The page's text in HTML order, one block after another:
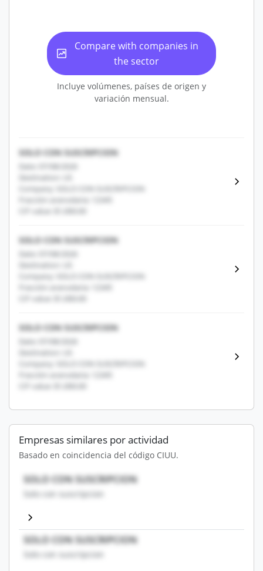
Compare with companies in
the sector
Incluye volúmenes, países de origen y
variación mensual.
SOLO CON SUSCRIPCION
Date: 07/08/2026
Destination: US
Company: SOLO CON SUSCRIPCION
Fracción arancelaria: 12345
CIF value: $1,000.00
SOLO CON SUSCRIPCION
Date: 07/08/2026
Destination: US
Company: SOLO CON SUSCRIPCION
Fracción arancelaria: 12345
CIF value: $1,000.00
SOLO CON SUSCRIPCION
Date: 07/08/2026
Destination: US
Company: SOLO CON SUSCRIPCION
Fracción arancelaria: 12345
CIF value: $1,000.00
Empresas similares por actividad
Basado en coincidencia del código CIUU.
SOLO CON SUSCRIPCION
Solo con suscripcion
SOLO CON SUSCRIPCION
Solo con suscripcion